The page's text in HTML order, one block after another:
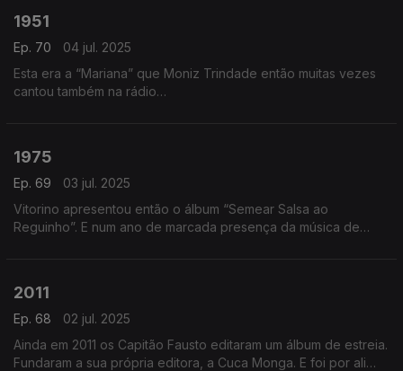
1951
Ep. 70
04 jul. 2025
Esta era a “Mariana” que Moniz Trindade então muitas vezes
cantou também na rádio…
1975
Ep. 69
03 jul. 2025
Vitorino apresentou então o álbum “Semear Salsa ao
Reguinho”. E num ano de marcada presença da música de
2011
Ep. 68
02 jul. 2025
Ainda em 2011 os Capitão Fausto editaram um álbum de estreia.
Fundaram a sua própria editora, a Cuca Monga. E foi por ali